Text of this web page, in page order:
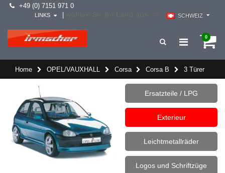
+49 (0) 7151 971 0
SCHWEIZ
LINKS
0
Home OPEL/VAUXHALL Corsa Corsa B 3 Türer
Ersatzteile / LPG
Exterieur
Leichtmetallräder
Logos und Schriftzüge